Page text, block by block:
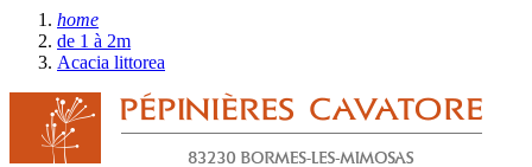
home
de 1 à 2m
Acacia littorea